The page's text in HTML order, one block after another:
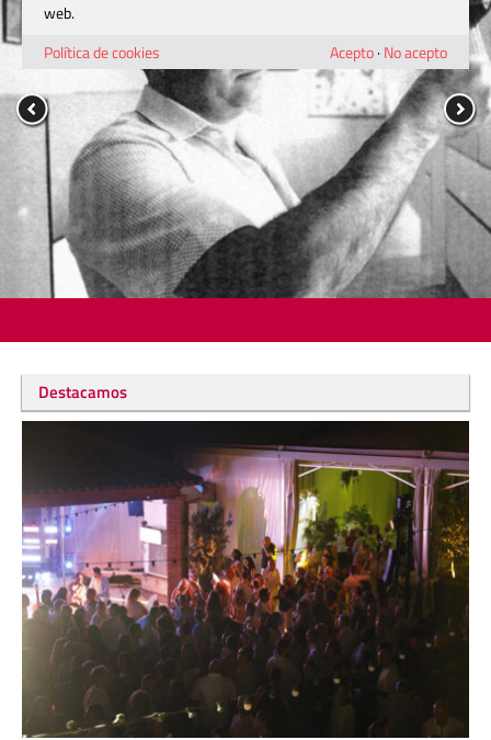
Destacamos
web.
Política de cookies
Acepto· No acepto